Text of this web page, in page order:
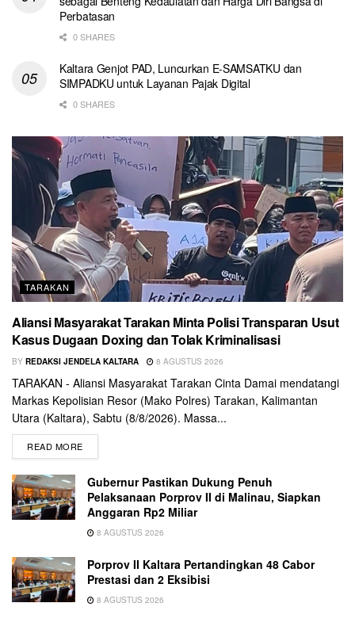
Perbatasan
0 SHARES
Kaltara Genjot PAD, Luncurkan E-SAMSATKU dan
SIMPADKU untuk Layanan Pajak Digital
0 SHARES
TARAKAN
Aliansi Masyarakat Tarakan Minta Polisi Transparan Usut
Kasus Dugaan Doxing dan Tolak Kriminalisasi
BY REDAKSI JENDELA KALTARA 8 AGUSTUS 2026
TARAKAN - Aliansi Masyarakat Tarakan Cinta Damai mendatangi
Markas Kepolisian Resor (Mako Polres) Tarakan, Kalimantan
Utara (Kaltara), Sabtu (8/8/2026). Massa...
READ MORE
Gubernur Pastikan Dukung Penuh
Pelaksanaan Porprov II di Malinau, Siapkan
Anggaran Rp2 Miliar
8 AGUSTUS 2026
Porprov II Kaltara Pertandingkan 48 Cabor
Prestasi dan 2 Eksibisi
8 AGUSTUS 2026